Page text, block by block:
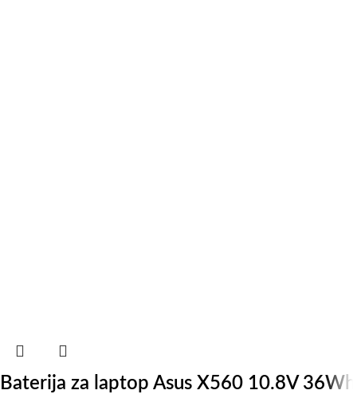
Baterija za laptop Asus X560 10.8V 36Wh